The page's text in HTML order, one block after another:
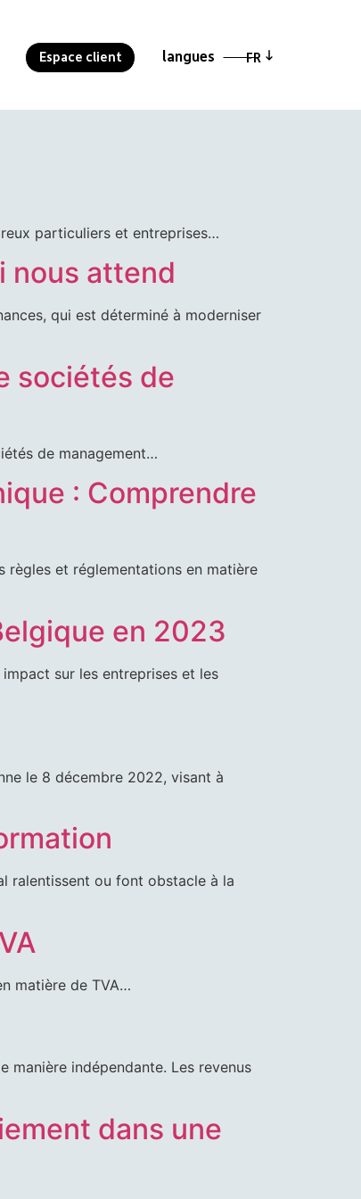
Espace client langues FR
particuliers et entreprises…
nous attend
qui est déterminé à moderniser
sociétés de
de management…
: Comprendre
règles et réglementations en matière
en 2023
sur les entreprises et les
le 8 décembre 2022, visant à
ralentissent ou font obstacle à la
matière de TVA…
indépendante. Les revenus
dans une
Espace client langues FR
Audit Srl
30,